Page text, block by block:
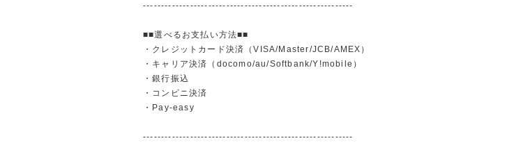
----------------------------------------------------------
■■選べるお支払い方法■■
・クレジットカード決済（VISA/Master/JCB/AMEX）
・キャリア決済（docomo/au/Softbank/Y!mobile）
・銀行振込
・コンビニ決済
・Pay-easy
----------------------------------------------------------